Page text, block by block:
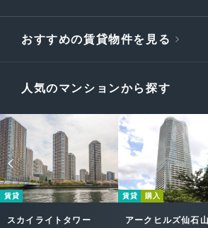
おすすめの賃貸物件を見る
人気のマンションから探す
賃貸
スカイライトタワー
賃貸 購入
アークヒルズ仙石